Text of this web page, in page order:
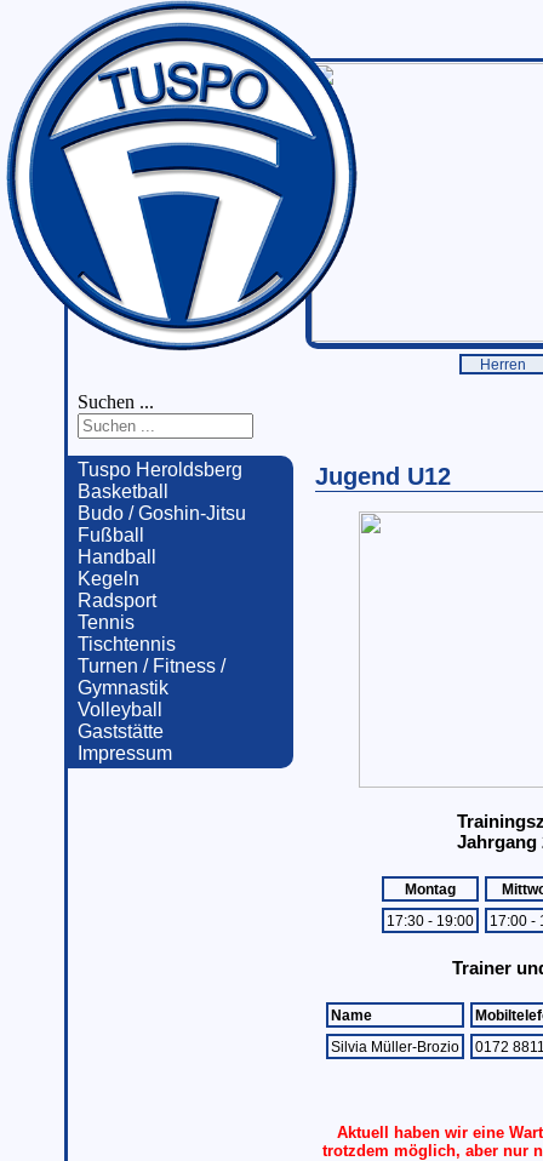
Herren
Suchen ...
Tuspo Heroldsberg
Basketball
Budo / Goshin-Jitsu
Fußball
Handball
Kegeln
Radsport
Tennis
Tischtennis
Turnen / Fitness /
Gymnastik
Volleyball
Gaststätte
Impressum
Jugend U12
Jahrgang
Montag
17:30 - 19:00
17:00 -
Trainer
Name
Silvia Müller-Brozio
0172
Aktuell haben wir eine
trotzdem möglich, aber nur